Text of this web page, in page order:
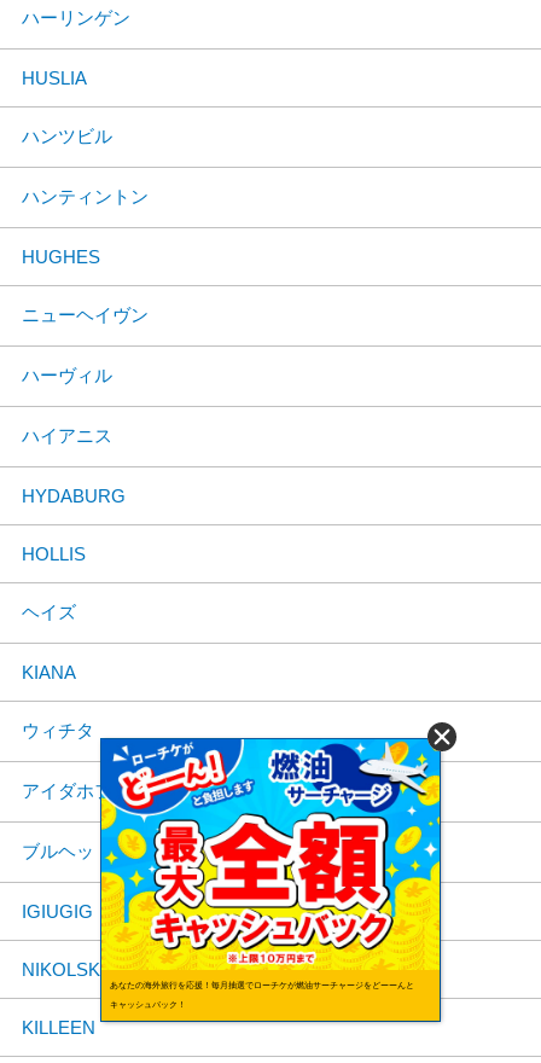
ハーリンゲン
HUSLIA
ハンツビル
ハンティントン
HUGHES
ニューヘイヴン
ハーヴィル
ハイアニス
HYDABURG
HOLLIS
ヘイズ
KIANA
ウィチタ
アイダホフォールズ
ブルヘッドシティ
IGIUGIG
NIKOLSKI
KILLEEN
あなたの海外旅行を応援！毎月抽選でローチケが燃油サーチャージをどーーんと
キャッシュバック！